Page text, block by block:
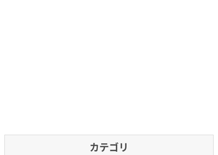
カテゴリ